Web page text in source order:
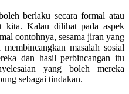
berlaku secara formal atau
kita. Kalau dilihat pada aspek
contohnya, sesama jiran yang
masalah sosial
dan hasil perbincangan itu
yang boleh mereka
sebagai tindakan.